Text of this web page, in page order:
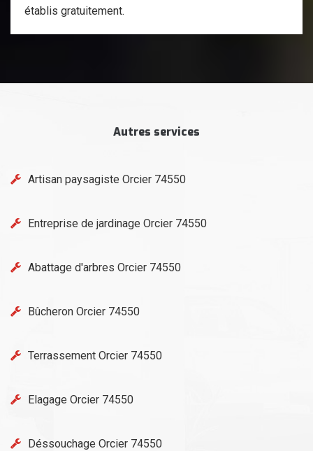
établis gratuitement.
Autres services
Artisan paysagiste Orcier 74550
Entreprise de jardinage Orcier 74550
Abattage d'arbres Orcier 74550
Bûcheron Orcier 74550
Terrassement Orcier 74550
Elagage Orcier 74550
Déssouchage Orcier 74550